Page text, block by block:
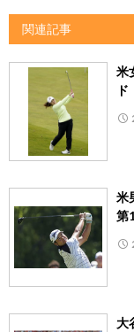
関連記事
米
米
第
大